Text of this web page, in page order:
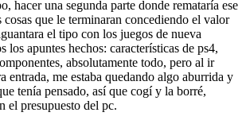
hacer una segunda parte donde remataría ese
cosas que le terminaran concediendo el valor
el tipo con los juegos de nueva
los apuntes hechos: características de ps4,
absolutamente todo, pero al ir
entrada, me estaba quedando algo aburrida y
tenía pensado, así que cogí y la borré,
el presupuesto del pc.